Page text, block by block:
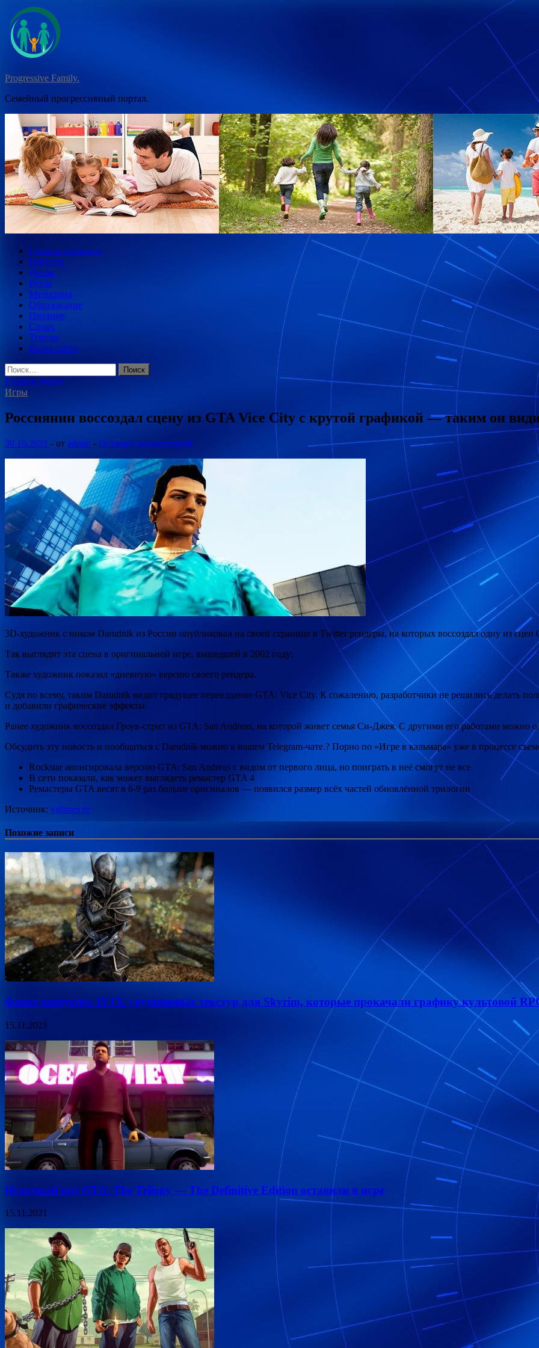
Перейти
содержимому
Progressive Family.
Семейный прогрессивный портал.
Главная страница
Новости
Детям
Игры
Медицина
Образование
Питание
Спорт
Туризм
Карта сайта
Найти:
Главное меню
Игры
Россиянин воссоздал сцену из GTA Vice City с крутой графикой — таким он
30.10.2021 - от admin - Оставьте комментарий
3D-художник с ником Darudnik из России опубликовал на своей странице в Twitter рендеры, на которых воссоздал одну из сцен
Так выглядит эта сцена в оригинальной игре, вышедшей в 2002 году:
Также художник показал «дневную» версию своего рендера.
Судя по всему, таким Darudnik видит грядущее переиздание GTA: Vice City. К сожалению, разработчики не решились делать
и добавили графические эффекты.
Ранее художник воссоздал Гроув-стрит из GTA: San Andreas, на которой живет семья Си-Джея. С другими его работами можно
Обсудить эту новость и пообщаться с Darudnik можно в нашем Telegram-чате.? Порно по «Игре в кальмара» уже в процессе
Rockstar анонсировала версию GTA: San Andreas с видом от первого лица, но поиграть в неё смогут не все
В сети показали, как может выглядеть ремастер GTA 4
Ремастеры GTA весят в 6-9 раз больше оригиналов — появился размер всёх частей обновлённой трилогии
Источник: vgtimes.ru
Похожие записи
Фанат выпустил 19 ГБ улучшенных текстур для Skyrim, которые прокачали графику культовой
15.11.2021
Исходный код GTA: The Trilogy — The Definitive Edition оставили в игре
15.11.2021